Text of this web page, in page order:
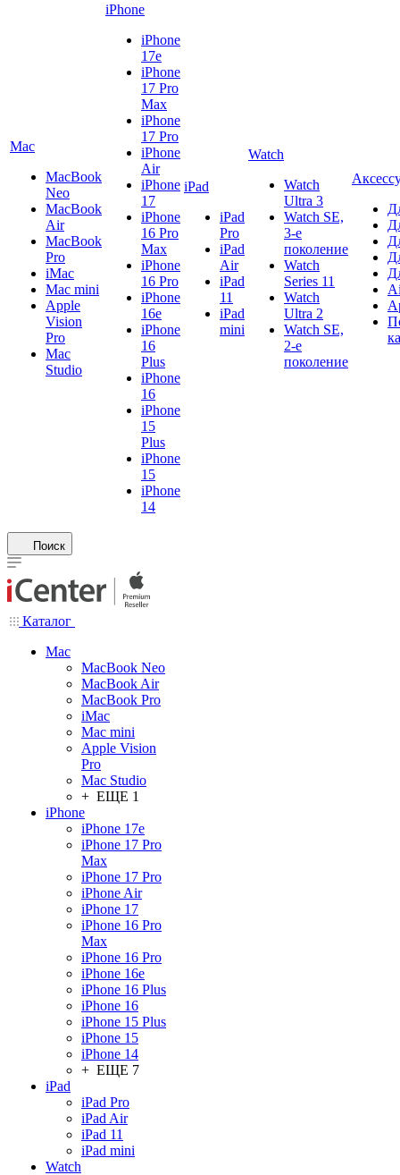
Mac
MacBook
Neo
MacBook
Air
MacBook
Pro
iMac
Mac mini
Apple
Vision
Pro
Mac
Studio
iPhone
iPhone
17e
iPhone
17 Pro
Max
iPhone
17 Pro
iPhone
Air
iPhone
17
iPhone
16 Pro
Max
iPhone
16 Pro
iPhone
16e
iPhone
16
Plus
iPhone
16
iPhone
15
Plus
iPhone
15
iPhone
14
iPad
iPad
Pro
iPad
Air
iPad
11
iPad
mini
Watch
Watch
Ultra 3
Watch SE,
3-е
поколение
Watch
Series 11
Watch
Ultra 2
Watch SE,
2-е
поколение
Поиск
Каталог
Mac
MacBook Neo
MacBook Air
MacBook Pro
iMac
Mac mini
Apple Vision
Pro
Mac Studio
+ ЕЩЕ 1
iPhone
iPhone 17e
iPhone 17 Pro
Max
iPhone 17 Pro
iPhone Air
iPhone 17
iPhone 16 Pro
Max
iPhone 16 Pro
iPhone 16e
iPhone 16 Plus
iPhone 16
iPhone 15 Plus
iPhone 15
iPhone 14
+ ЕЩЕ 7
iPad
iPad Pro
iPad Air
iPad 11
iPad mini
Watch